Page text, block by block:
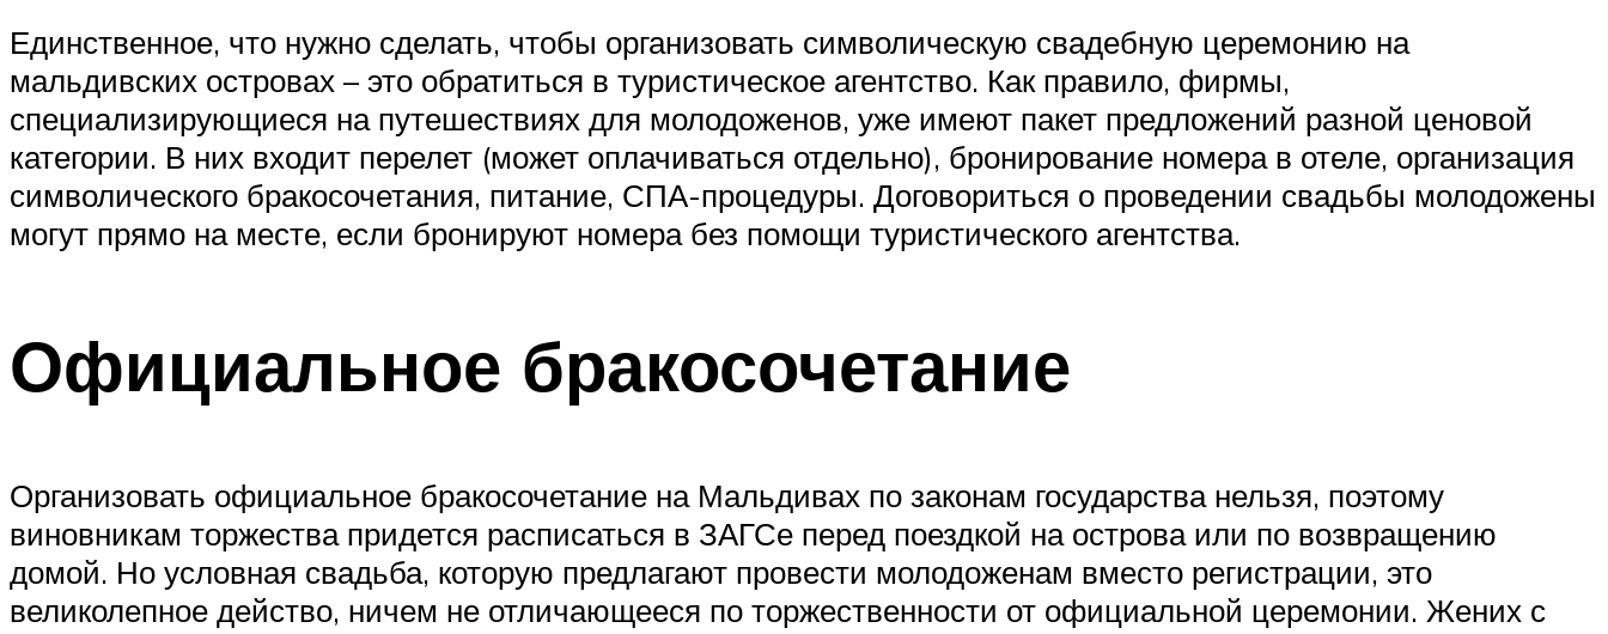
Единственное, что нужно сделать, чтобы организовать символическую свадебную церемонию на
мальдивских островах – это обратиться в туристическое агентство. Как правило, фирмы,
специализирующиеся на путешествиях для молодоженов, уже имеют пакет предложений разной ценовой
категории. В них входит перелет (может оплачиваться отдельно), бронирование номера в отеле, организация
символического бракосочетания, питание, СПА-процедуры. Договориться о проведении свадьбы молодожены
могут прямо на месте, если бронируют номера без помощи туристического агентства.
Официальное бракосочетание
Организовать официальное бракосочетание на Мальдивах по законам государства нельзя, поэтому
виновникам торжества придется расписаться в ЗАГСе перед поездкой на острова или по возвращению
домой. Но условная свадьба, которую предлагают провести молодоженам вместо регистрации, это
великолепное действо, ничем не отличающееся по торжественности от официальной церемонии. Жених с